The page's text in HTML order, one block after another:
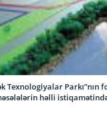
Texnologiyalar Parkı”nın
həlli